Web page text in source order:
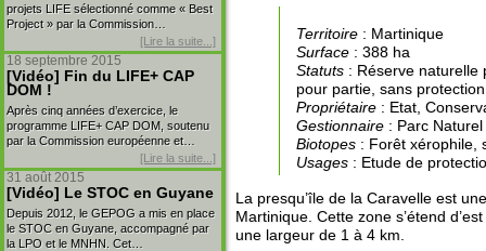
projets LIFE sélectionné comme « Best
Project » par la Commission…
[Lire la suite...]
18 septembre 2015
[Vidéo] Fin du LIFE+ CAP
DOM !
Après cinq années d’exercice, le
programme LIFE+ CAP DOM, soutenu
par la Commission européenne et…
[Lire la suite...]
31 août 2015
[Vidéo] Le STOC en Guyane
Depuis 2012, le GEPOG a mis en place
le STOC en Guyane, accompagné par
la LPO et le MNHN. Cet…
Territoire : Martinique
Surface : 388 ha
Statuts : Réserve naturelle
pour partie, sans
Propriétaire : Etat,
Gestionnaire : Parc
Biotopes : Forêt xérophile,
Usages : Etude de
La presqu’île de la Caravelle est
Martinique. Cette zone s’étend
une largeur de 1 à 4 km.